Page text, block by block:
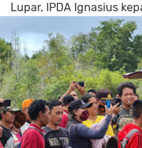
Lupar, IPDA Ignasius